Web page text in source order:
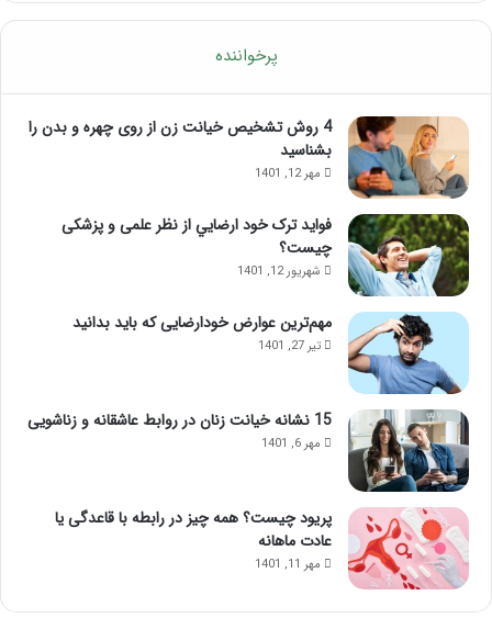
پرخواننده
4 روش تشخیص خیانت زن از روی چهره و بدن را
بشناسید
مهر 12, 1401
فواید ترک خود ارضايي از نظر علمی و پزشکی
چیست؟
شهریور 12, 1401
مهم‌ترین عوارض خودارضایی که باید بدانید
تیر 27, 1401
15 نشانه خیانت زنان در روابط عاشقانه و زناشویی
مهر 6, 1401
پریود چیست؟ همه چیز در رابطه با قاعدگی یا
عادت ماهانه
مهر 11, 1401